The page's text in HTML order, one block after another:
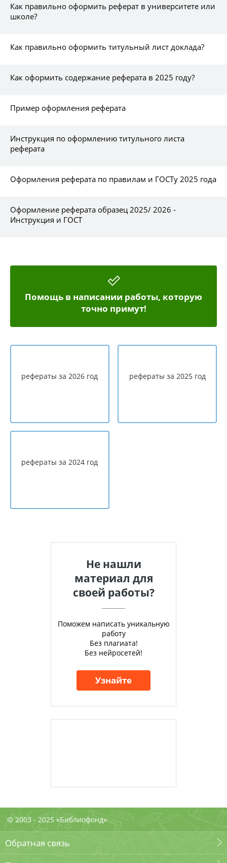
Как правильно оформить реферат в университете или
школе?
Как правильно оформить титульный лист доклада?
Как оформить содержание реферата в 2025 году?
Пример оформления реферата
Инструкция по оформлению титульного листа
реферата
Оформления реферата по правилам и ГОСТу 2025 года
Оформление реферата образец 2025/ 2026 -
Инструкция и ГОСТ
Помощь в написании работы, которую
точно примут!
рефераты за 2026 год рефераты за 2025 год
рефераты за 2024 год
Не нашли
материал для
своей работы?
Поможем написать уникальную
работу
Без плагиата!
Без нейросетей!
Узнайте
© 2003 - 2025 «Библиофонд»
Обратная связь